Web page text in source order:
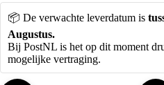
📦 De verwachte leverdatum is
Augustus.
Bij PostNL is het op dit moment
mogelijke vertraging.